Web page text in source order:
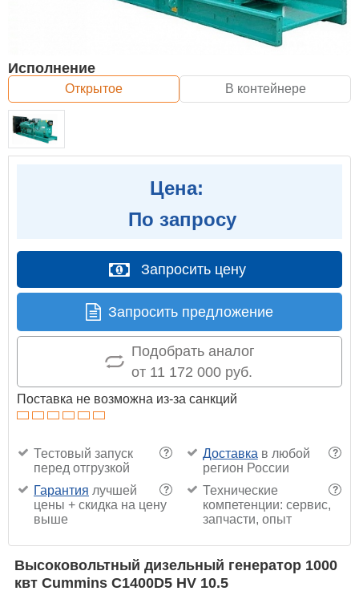
Исполнение
Открытое В контейнере
Цена:
По запросу
Запросить цену
Запросить предложение
Подобрать аналог
от 11 172 000 руб.
Поставка не возможна из-за санкций
?
Тестовый запуск
перед отгрузкой
?
Доставка в любой
регион России
?
Гарантия лучшей
цены + скидка на цену
выше
?
Технические
компетенции: сервис,
запчасти, опыт
Высоковольтный дизельный генератор 1000
квт Cummins C1400D5 HV 10.5